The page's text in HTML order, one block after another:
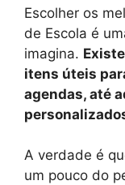
Escolher os
de Escola é
imagina.
itens úteis
agendas, até
A verdade é
um pouco do